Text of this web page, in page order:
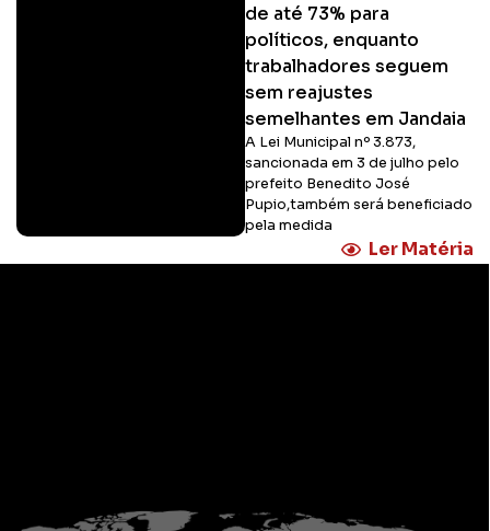
de até 73% para
políticos, enquanto
trabalhadores seguem
sem reajustes
semelhantes em Jandaia
A Lei Municipal nº 3.873,
sancionada em 3 de julho pelo
prefeito Benedito José
Pupio,também será beneficiado
pela medida
Ler Matéria